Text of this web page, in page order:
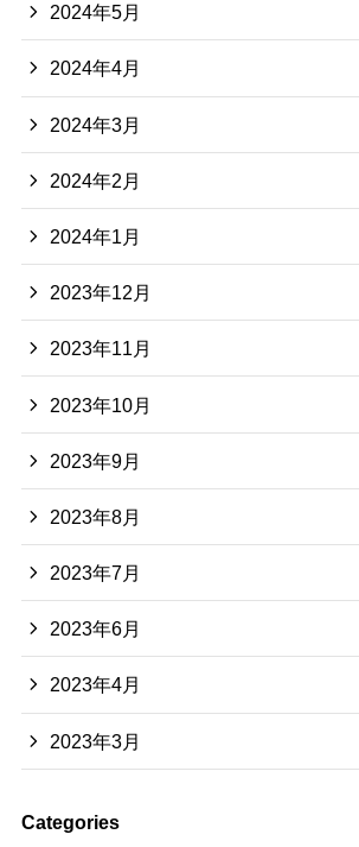
2024年5月
2024年4月
2024年3月
2024年2月
2024年1月
2023年12月
2023年11月
2023年10月
2023年9月
2023年8月
2023年7月
2023年6月
2023年4月
2023年3月
Categories